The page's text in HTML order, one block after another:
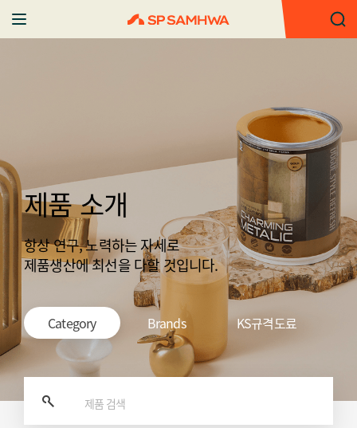
제품 소개
항상 연구, 노력하는 자세로
제품생산에 최선을 다할 것입니다.
Category Brands KS규격도료